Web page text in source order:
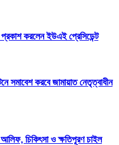
করলেন ইউএই প্রেসিডেন্ট
সমাবেশ করবে জামায়াত নেতৃত্বাধীন
আলিফ, চিকিৎসা ও ক্ষতিপূরণ চাইল